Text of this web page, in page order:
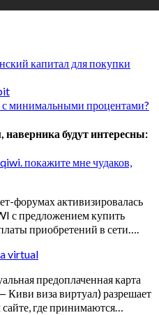
капитал для покупки
минимальными процентами?
будут интересны:
покажите мне чудаков,
форумах активизировалась
с предложением купить
приобретений в сети….
virtual
предоплаченная карта
виза виртуал) разрешает
где принимаются…